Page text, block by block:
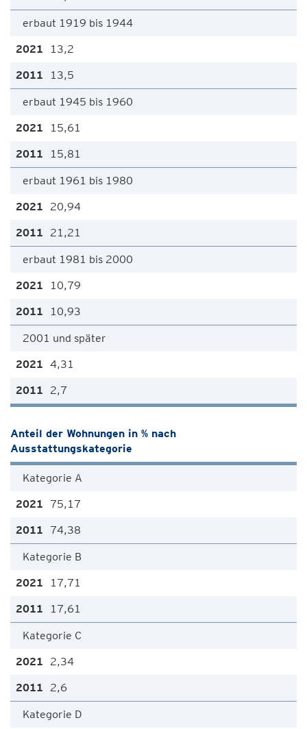
erbaut 1919 bis 1944
13,2
13,5
erbaut 1945 bis 1960
15,61
15,81
erbaut 1961 bis 1980
20,94
21,21
erbaut 1981 bis 2000
10,79
10,93
2001 und später
4,31
2,7
Anteil der Wohnungen in % nach
Ausstattungskategorie
Kategorie A
75,17
74,38
Kategorie B
17,71
17,61
Kategorie C
2,34
2,6
Kategorie D